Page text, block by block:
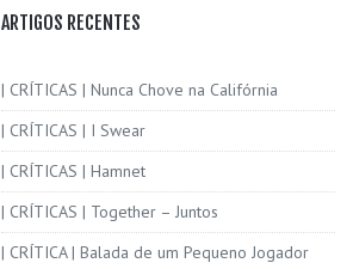
ARTIGOS RECENTES
| CRÍTICAS | Nunca Chove na Califórnia
| CRÍTICAS | I Swear
| CRÍTICAS | Hamnet
| CRÍTICAS | Together – Juntos
| CRÍTICA | Balada de um Pequeno Jogador